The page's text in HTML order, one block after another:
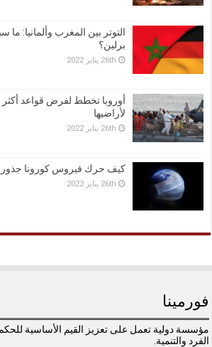
التوتر بين المغرب وألمانيا:
برلين؟
26th يناير 2022
أوروبا تخطط لفرض قواعد
لأراضيها
26th يناير 2022
كيف حرك فيروس كورونا جذور
26th يناير 2022
فورمينا
مؤسسة دولية تعمل على تعزيز القيم الأساسية
الفرد والتنمية.